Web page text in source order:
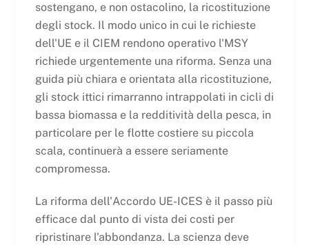
sostengano, e non ostacolino, la ricostituzione
degli stock. Il modo unico in cui le richieste
dell'UE e il CIEM rendono operativo l'MSY
richiede urgentemente una riforma. Senza una
guida più chiara e orientata alla ricostituzione,
gli stock ittici rimarranno intrappolati in cicli di
bassa biomassa e la redditività della pesca, in
particolare per le flotte costiere su piccola
scala, continuerà a essere seriamente
compromessa.
La riforma dell'Accordo UE-ICES è il passo più
efficace dal punto di vista dei costi per
ripristinare l'abbondanza. La scienza deve